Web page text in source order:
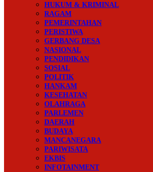
HUKUM & KRIMINAL
RAGAM
PEMERINTAHAN
PERISTIWA
GERBANG DESA
NASIONAL
PENDIDIKAN
SOSIAL
POLITIK
HANKAM
KESEHATAN
OLAHRAGA
PARLEMEN
DAERAH
BUDAYA
MANCANEGARA
PARIWISATA
EKBIS
INFOTAINMENT